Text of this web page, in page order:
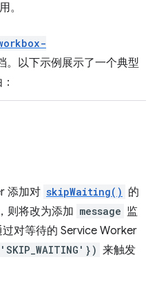
。
。以下示例展示了一个典型
添加对 skipWaiting() 的
，则将改为添加 message 监
对等待的 Service Worker
来触发